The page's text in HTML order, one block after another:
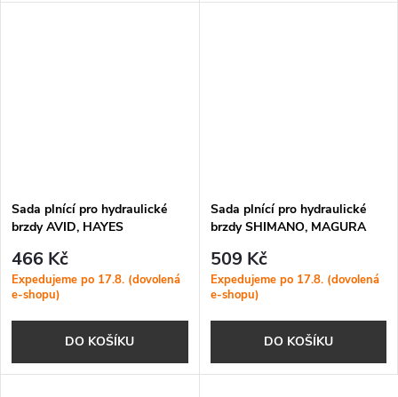
Sada plnící pro hydraulické
brzdy AVID, HAYES
466 Kč
Expedujeme po 17.8. (dovolená
e-shopu)
DO KOŠÍKU
Sada plnící pro hydraulické
brzdy SHIMANO, MAGURA
509 Kč
Expedujeme po 17.8. (dovolená
e-shopu)
DO KOŠÍKU